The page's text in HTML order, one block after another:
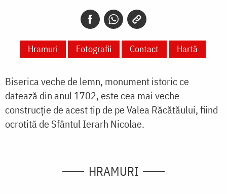
Hramuri Fotografii Contact Hartă
Biserica veche de lemn, monument istoric ce
datează din anul 1702, este cea mai veche
construcție de acest tip de pe Valea Răcătăului, fiind
ocrotită de Sfântul Ierarh Nicolae.
HRAMURI